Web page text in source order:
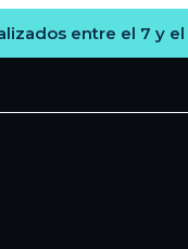
entre el 7 y